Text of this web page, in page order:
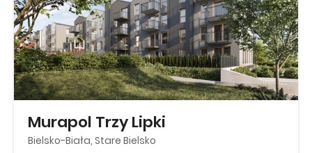
Murapol Trzy Lipki
Bielsko-Biała, Stare Bielsko